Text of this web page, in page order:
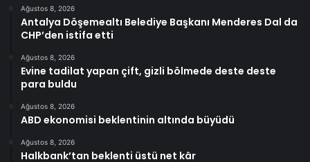
Ağustos 8, 2026
Antalya Döşemealtı Belediye Başkanı Menderes Dal da
CHP’den istifa etti
Ağustos 8, 2026
Evine tadilat yapan çift, gizli bölmede deste deste
para buldu
Ağustos 8, 2026
ABD ekonomisi beklentinin altında büyüdü
Ağustos 8, 2026
Halkbank’tan beklenti üstü net kâr